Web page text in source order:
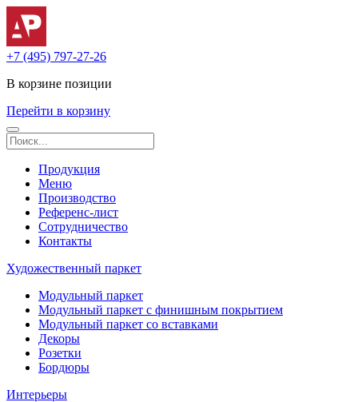
+7 (495) 797-27-26
В корзине позиции
Перейти в корзину
Продукция
Меню
Производство
Референс-лист
Сотрудничество
Контакты
Художественный паркет
Модульный паркет
Модульный паркет с финишным покрытием
Модульный паркет со вставками
Декоры
Розетки
Бордюры
Интерьеры